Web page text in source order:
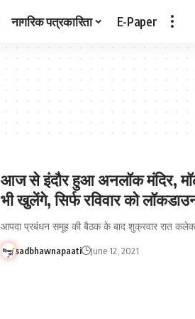
नागरिक पत्रकारिता E-Paper
आज से इंदौर हुआ अनलॉक मंदिर,
भी खुलेंगे, सिर्फ रविवार को
आपदा प्रबंधन समूह की बैठक के बाद शुक्रवार रात
sadbhawnapaati June 12, 2021